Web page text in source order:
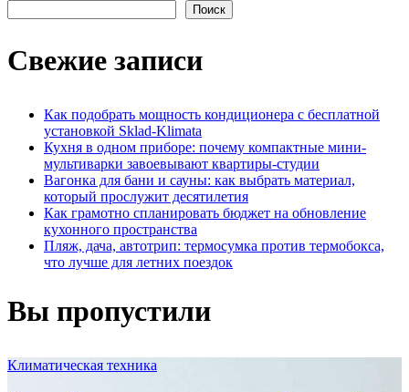
Поиск
Свежие записи
Как подобрать мощность кондиционера с бесплатной
установкой Sklad-Klimata
Кухня в одном приборе: почему компактные мини-
мультиварки завоевывают квартиры-студии
Вагонка для бани и сауны: как выбрать материал,
который прослужит десятилетия
Как грамотно спланировать бюджет на обновление
кухонного пространства
Пляж, дача, автотрип: термосумка против термобокса,
что лучше для летних поездок
Вы пропустили
Климатическая техника